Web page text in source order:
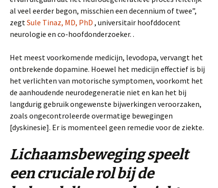
al veel eerder begon, misschien een decennium of twee”,
zegtSule Tinaz, MD, PhD , universitair hoofddocent
neurologie en co-hoofdonderzoeker. .
Het meest voorkomende medicijn, levodopa, vervangt het
ontbrekende dopamine. Hoewel het medicijn effectief is bij
het verlichten van motorische symptomen, voorkomt het
de aanhoudende neurodegeneratie niet en kan het bij
langdurig gebruik ongewenste bijwerkingen veroorzaken,
zoals ongecontroleerde overmatige bewegingen
[dyskinesie]. Er is momenteel geen remedie voor de ziekte.
Lichaamsbeweging speelt
een cruciale rol bij de